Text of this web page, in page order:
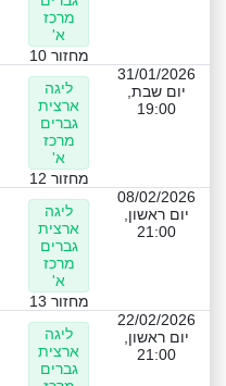
מרכז
א'
מחזור 10
31/01/2026
יום שבת,
19:00
ליגה
ארצית
גברים
מרכז
א'
מחזור 12
08/02/2026
יום ראשון,
21:00
ליגה
ארצית
גברים
מרכז
א'
מחזור 13
22/02/2026
יום ראשון,
21:00
ליגה
ארצית
גברים